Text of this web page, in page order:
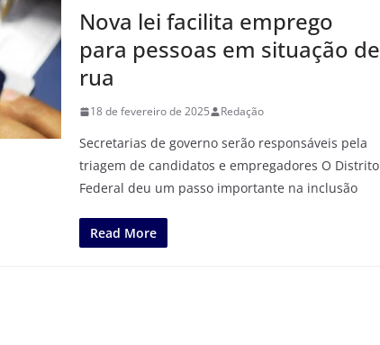
Nova lei facilita emprego
para pessoas em situação de
rua
18 de fevereiro de 2025 Redação
Secretarias de governo serão responsáveis pela
triagem de candidatos e empregadores O Distrito
Federal deu um passo importante na inclusão
Read More